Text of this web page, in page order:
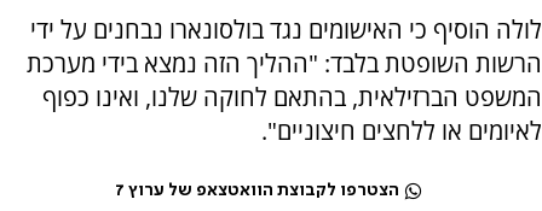
לולה הוסיף כי האישומים נגד בולסונארו נבחנים על ידי
הרשות השופטת בלבד: "ההליך הזה נמצא בידי מערכת
המשפט הברזילאית, בהתאם לחוקה שלנו, ואינו כפוף
לאיומים או ללחצים חיצוניים".
הצטרפו לקבוצת הוואטצאפ של ערוץ 7